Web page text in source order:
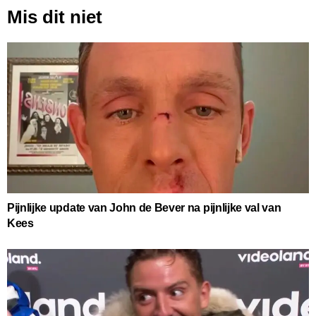
Mis dit niet
Pijnlijke update van John de Bever na pijnlijke val van
Kees